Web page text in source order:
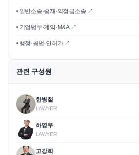
• 일반소송·중재·약정금소송 ↗
• 기업법무·계약·M&A ↗
• 행정·공법·인허가 ↗
관련 구성원
한병철
LAWYER
하영우
LAWYER
고강희